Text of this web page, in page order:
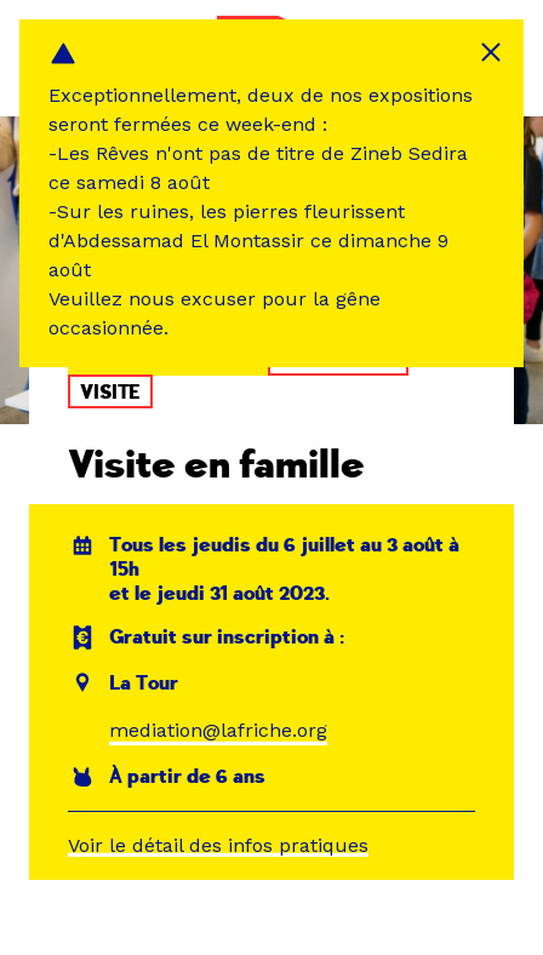
VISITE
Visite en famille
Tous les jeudis du 6 juillet au 3 août à
15h
et le jeudi 31 août 2023.
Gratuit sur inscription à :
La Tour
mediation@lafriche.org
À partir de 6 ans
Voir le détail des infos pratiques
Exceptionnellement, deux de nos expositions
seront fermées ce week-end :
-Les Rêves n'ont pas de titre de Zineb Sedira
ce samedi 8 août
-Sur les ruines, les pierres fleurissent
d'Abdessamad El Montassir ce dimanche 9
août
Veuillez nous excuser pour la gêne
occasionnée.
Panneau de gestion des cookies